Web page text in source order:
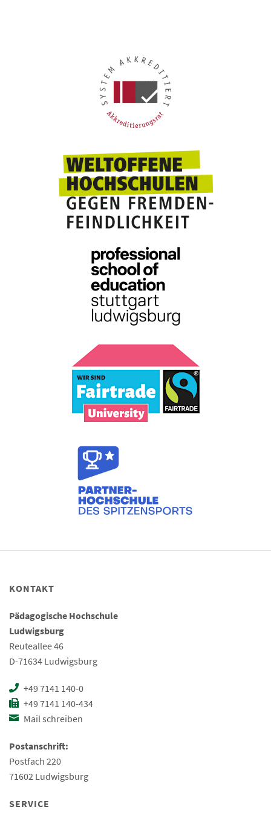
KONTAKT
Pädagogische Hochschule
Ludwigsburg
Reuteallee 46
D-71634 Ludwigsburg
+49 7141 140-0
+49 7141 140-434
Mail schreiben
Postanschrift:
Postfach 220
71602 Ludwigsburg
SERVICE